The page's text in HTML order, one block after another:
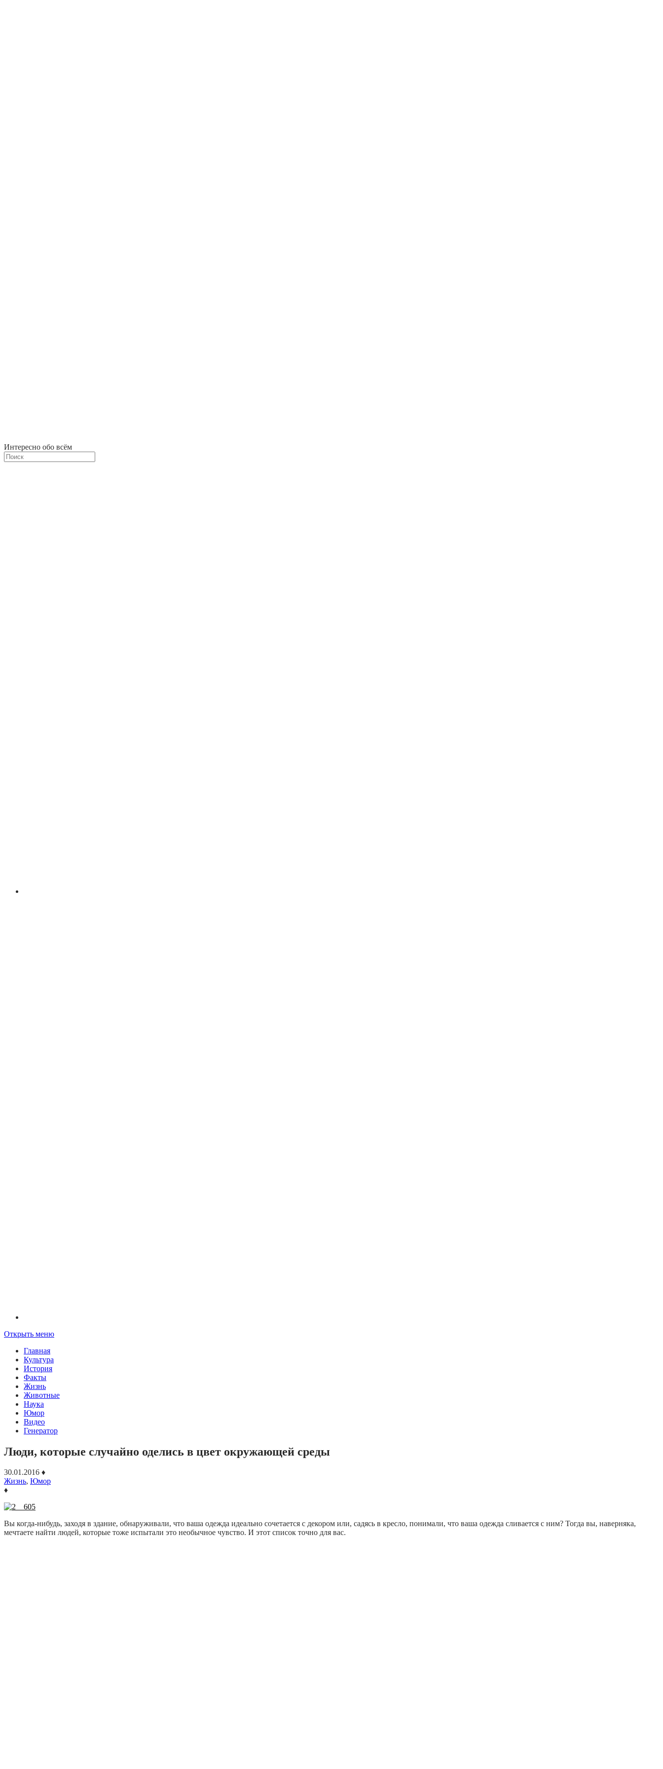
Интересно обо всём
Открыть меню
Главная
Культура
История
Факты
Жизнь
Животные
Наука
Юмор
Видео
Генератор
Люди, которые случайно оделись в цвет окружающей среды
30.01.2016 ♦
Жизнь, Юмор
♦
Вы когда-нибудь, заходя в здание, обнаруживали, что ваша одежда идеально сочетается с декором или, садясь в кресло, понимали, что ваша одежда сливается с ним? Тогда вы, наверняка,
мечтаете найти людей, которые тоже испытали это необычное чувство. И этот список точно для вас.